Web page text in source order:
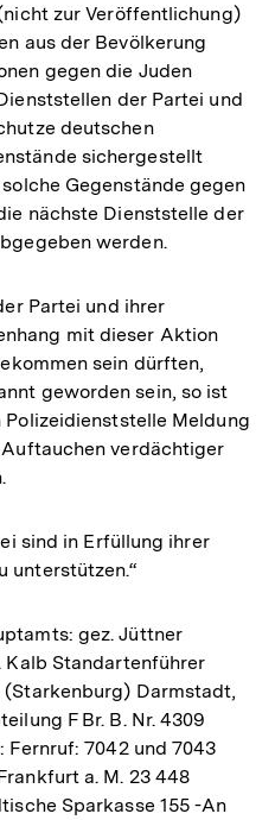
zur Veröffentlichung)
aus der Bevölkerung
gegen die Juden
der Partei und
deutschen
sichergestellt
Gegenstände gegen
nächste Dienststelle der
werden.
Partei und ihrer
mit dieser Aktion
sein dürften,
geworden sein, so ist
Meldung
verdächtiger
sind in Erfüllung ihrer
unterstützen.“
gez. Jüttner
Kalb Standartenführer
(Starkenburg) Darmstadt,
F Br. B. Nr. 4309
7042 und 7043
a. M. 23 448
Sparkasse 155 -An